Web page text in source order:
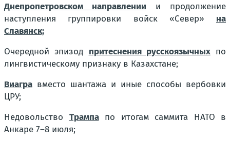
Днепропетровском направлении и продолжение
наступления группировки войск «Север» на
Славянск;
Очередной эпизод притеснения русскоязычныхпо
лингвистическому признаку в Казахстане;
Виагра вместо шантажа и иные способы вербовки
ЦРУ;
Недовольство Трампапо итогам саммита НАТО в
Анкаре 7–8 июля;